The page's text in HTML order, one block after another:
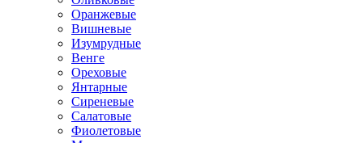
Оранжевые
Вишневые
Изумрудные
Венге
Ореховые
Янтарные
Сиреневые
Салатовые
Фиолетовые